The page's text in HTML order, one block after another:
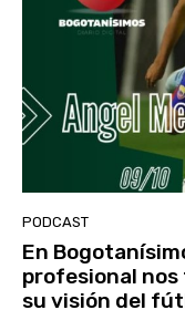
PODCAST
En
profesional
su visión del